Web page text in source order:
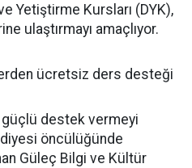
Yetiştirme Kursları (DYK),
ulaştırmayı amaçlıyor.
ücretsiz ders desteği
güçlü destek vermeyi
öncülüğünde
Güleç Bilgi ve Kültür